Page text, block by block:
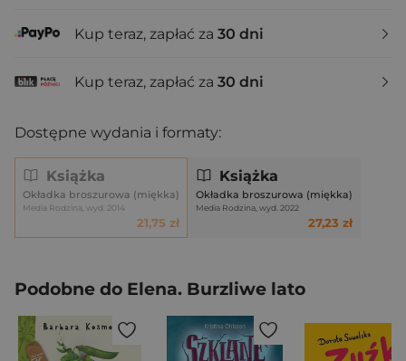
Kup teraz, zapłać za 30 dni
Kup teraz, zapłać za 30 dni
Dostępne wydania i formaty:
Książka
Okładka broszurowa (miękka)
Media Rodzina, wyd. 2014
21,75 zł
Książka
Okładka broszurowa (miękka)
Media Rodzina, wyd. 2022
27,23 zł
Podobne do Elena. Burzliwe lato